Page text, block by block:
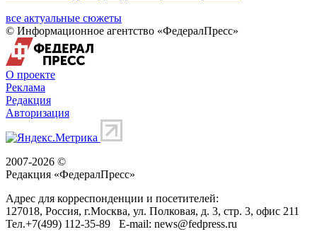
все актуальные сюжеты
© Информационное агентство «ФедералПресс»
О проекте
Реклама
Редакция
Авторизация
2007-2026 ©
Редакция «ФедералПресс»
Адрес для корреспонденции и посетителей:
127018, Россия, г.Москва, ул. Полковая, д. 3, стр. 3, офис 211
Тел.+7(499) 112-35-89 E-mail: news@fedpress.ru